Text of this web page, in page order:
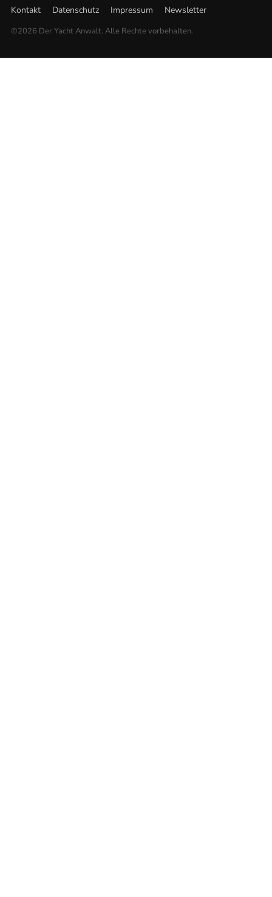
Kontakt Datenschutz Impressum Newsletter
©2026 Der Yacht Anwalt. Alle Rechte vorbehalten.